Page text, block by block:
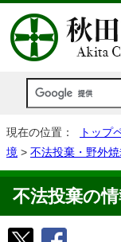
現在の位置： トップ
境 > 不法投棄・野外
不法投棄の